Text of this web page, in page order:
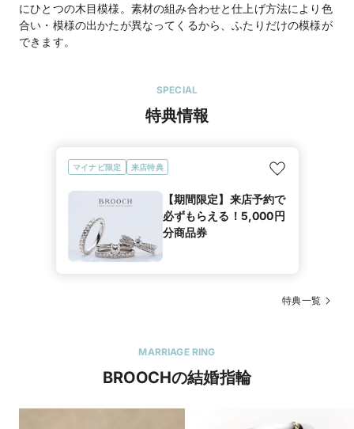
にひとつの木目模様。素材の組み合わせと仕上げ方法により色
合い・模様の出かたが異なってくるから、ふたりだけの模様が
SPECIAL
特典情報
マイナビ限定 来店特典
【期間限定】来店予約で
必ずもらえる！5,000円
分商品券
特典一覧
MARRIAGE RING
BROOCHの結婚指輪